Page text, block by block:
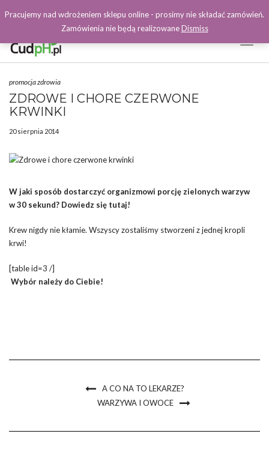
Facebook
promocja zdrowia
ZDROWE I CHORE CZERWONE
KRWINKI
20 sierpnia 2014
W jaki sposób dostarczyć organizmowi porcję zielonych warzyw
w 30 sekund? Dowiedz się tutaj!
Krew nigdy nie kłamie. Wszyscy zostaliśmy stworzeni z jednej kropli
krwi!
[table id=3 /]
Wybór należy do Ciebie!
A CO NA TO LEKARZE?
WARZYWA I OWOCE
Pracujemy nad wdrożeniem sklepu online - prosimy nie składać zamówień.
Zamówienia nie będą realizowaneDismiss